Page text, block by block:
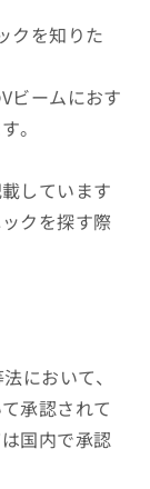
クを知りた
ビームにおす
。
しています
クを探す際
において、
承認されて
国内で承認